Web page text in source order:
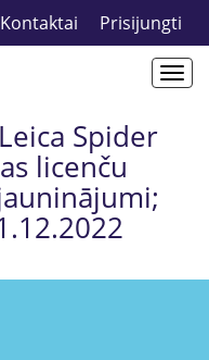
Kontaktai Prisijungti
Spider
licenču